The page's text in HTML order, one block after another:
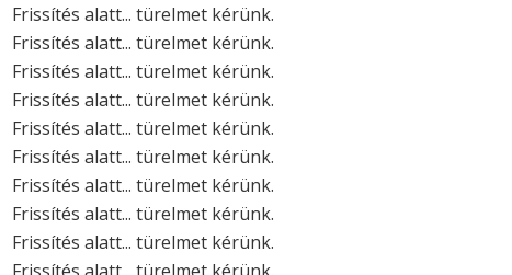
Frissítés alatt... türelmet kérünk.
Frissítés alatt... türelmet kérünk.
Frissítés alatt... türelmet kérünk.
Frissítés alatt... türelmet kérünk.
Frissítés alatt... türelmet kérünk.
Frissítés alatt... türelmet kérünk.
Frissítés alatt... türelmet kérünk.
Frissítés alatt... türelmet kérünk.
Frissítés alatt... türelmet kérünk.